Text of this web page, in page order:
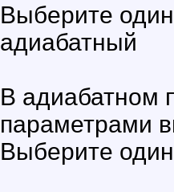
Выберите
адиабатный
В адиабатном
параметрами
Выберите